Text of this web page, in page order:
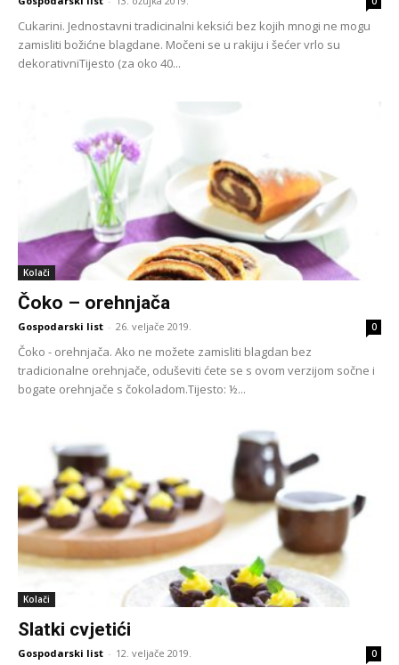
Cukarini. Jednostavni tradicinalni keksići bez kojih mnogi ne mogu
zamisliti božićne blagdane. Močeni se u rakiju i šećer vrlo su
dekorativniTijesto (za oko 40...
Kolači
Čoko – orehnjača
Gospodarski list - 26. veljače 2019. 0
Čoko - orehnjača. Ako ne možete zamisliti blagdan bez
tradicionalne orehnjače, oduševiti ćete se s ovom verzijom sočne i
bogate orehnjače s čokoladom.Tijesto: ½...
Kolači
Slatki cvjetići
Gospodarski list - 12. veljače 2019. 0